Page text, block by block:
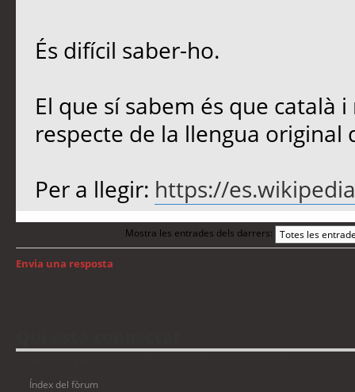
És difícil saber-ho.
El que sí sabem és que català
respecte de la llengua
Per a llegir: https://
Mostra les entrades dels darrers:
Envia una resposta
Índex del fòrum